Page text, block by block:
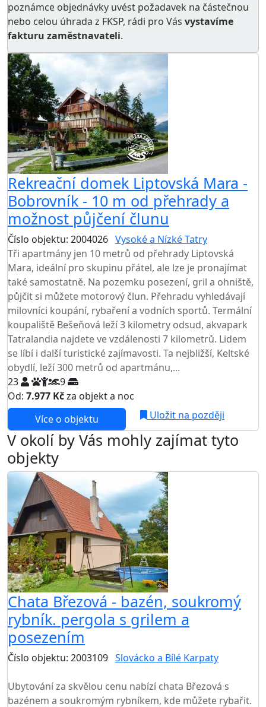
poznámce objednávky uvést požadavek na částečnou
nebo celou úhrada z FKSP, rádi pro Vás vystavíme
fakturu zaměstnavateli.
Rekreační domek Liptovská Mara -
Bobrovník - 10 m od přehrady a
možnost půjčení člunu
Číslo objektu: 2004026 Vysoké a Nízké Tatry
Tři apartmány jen 10 metrů od přehrady Liptovská
Mara, ideální pro skupinu přátel, ale lze je pronajímat
také samostatně. Na pozemku posezení, gril a ohniště,
půjčit si můžete motorový člun. Přehradu vyhledávají
milovníci koupání, rybaření a vodních sportů. Termální
koupaliště Bešeňová leží 3 kilometry odsud, akvapark
Tatralandia najdete ve vzdálenosti 7 kilometrů. Lidem
se líbí i další turistické zajímavosti. Ta nejbližší, Keltské
obydlí, leží 300 metrů od apartmánu,...
23
9
Od: 7.977 Kčza objekt a noc
Více o objektu
Uložit na později
V okolí by Vás mohly zajímat tyto
objekty
Chata Březová - bazén, soukromý
rybník. pergola s grilem a
posezením
Číslo objektu: 2003109 Slovácko a Bílé Karpaty
Ubytování za skvělou cenu nabízí chata Březová s
bazénem a soukromým rybníkem, kde můžete rybařit.